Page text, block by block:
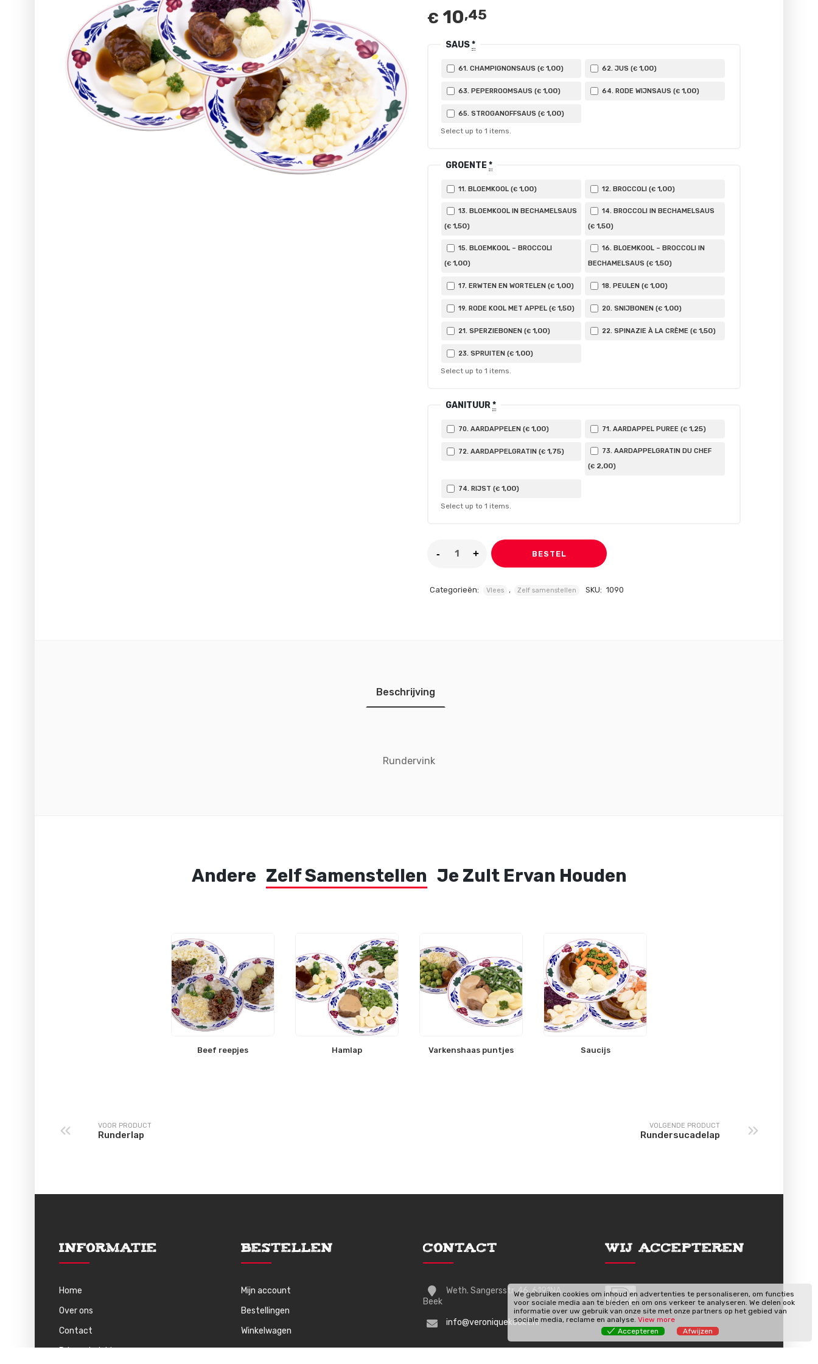
€ 10,45
SAUS*
61. CHAMPIGNONSAUS (€ 1,00) 62. JUS (€ 1,00)
63. PEPERROOMSAUS (€ 1,00) 64. RODE WIJNSAUS (€ 1,00)
65. STROGANOFFSAUS (€ 1,00)
Select up to 1 items.
GROENTE *
11. BLOEMKOOL (€ 1,00) 12. BROCCOLI (€ 1,00)
13. BLOEMKOOL IN BECHAMELSAUS
(€ 1,50)
14. BROCCOLI IN BECHAMELSAUS
(€ 1,50)
15. BLOEMKOOL – BROCCOLI
(€ 1,00)
16. BLOEMKOOL – BROCCOLI IN
BECHAMELSAUS (€ 1,50)
17. ERWTEN EN WORTELEN (€ 1,00) 18. PEULEN (€ 1,00)
19. RODE KOOL MET APPEL (€ 1,50) 20. SNIJBONEN (€ 1,00)
21. SPERZIEBONEN (€ 1,00) 22. SPINAZIE À LA CRÈME (€ 1,50)
23. SPRUITEN (€ 1,00)
Select up to 1 items.
GANITUUR*
70. AARDAPPELEN (€ 1,00) 71. AARDAPPEL PUREE (€ 1,25)
72. AARDAPPELGRATIN (€ 1,75)
73. AARDAPPELGRATIN DU CHEF
(€ 2,00)
74. RIJST (€ 1,00)
Select up to 1 items.
BESTEL
Categorieën: Vlees , Zelf samenstellen SKU: 1090
Beschrijving
Rundervink
Andere Zelf Samenstellen Je Zult Ervan Houden
Beef reepjes Hamlap Varkenshaas puntjes Saucijs
VOOR PRODUCT
Runderlap
VOLGENDE PRODUCT
Rundersucadelap
Informatie
Home
Over ons
Contact
Privacybeleid
Bestellen
Mijn account
Bestellingen
Winkelwagen
Contact
Weth. Sangersstr. 46, 6191NA
Beek
info@veroniquekookt.nl
Wij Accepteren
We gebruiken cookies om inhoud en advertenties te personaliseren, om functies
voor sociale media aan te bieden en om ons verkeer te analyseren. We delen ook
informatie over uw gebruik van onze site met onze partners op het gebied van
sociale media, reclame en analyse. View more
Accepteren
Afwijzen